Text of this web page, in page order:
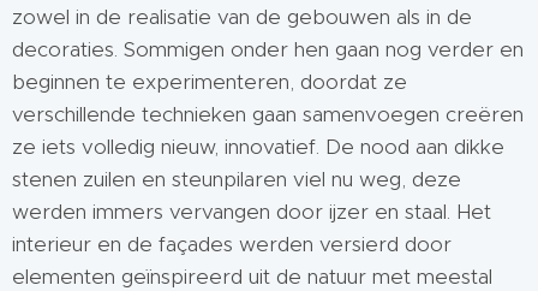
zowel in de realisatie van de gebouwen als in de
decoraties. Sommigen onder hen gaan nog verder en
beginnen te experimenteren, doordat ze
verschillende technieken gaan samenvoegen creëren
ze iets volledig nieuw, innovatief. De nood aan dikke
stenen zuilen en steunpilaren viel nu weg, deze
werden immers vervangen door ijzer en staal. Het
interieur en de façades werden versierd door
elementen geïnspireerd uit de natuur met meestal